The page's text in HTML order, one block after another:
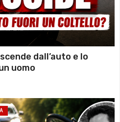
dall’auto e lo
uomo